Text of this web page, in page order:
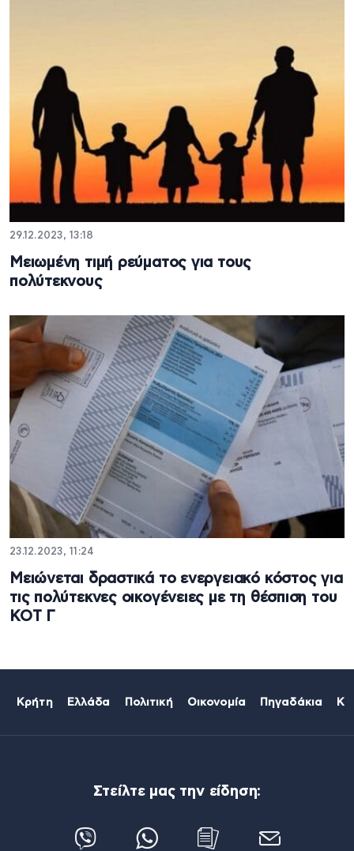
29.12.2023, 13:18
Μειωμένη τιμή ρεύματος για τους
πολύτεκνους
23.12.2023, 11:24
Μειώνεται δραστικά το ενεργειακό κόστος για
τις πολύτεκνες οικογένειες με τη θέσπιση του
ΚΟΤ Γ
Κρήτη Ελλάδα Πολιτική Οικονομία Πηγαδάκια
Στείλτε μας την είδηση: